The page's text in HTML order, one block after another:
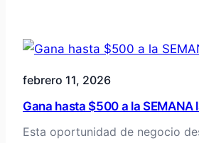
febrero 11, 2026
Gana hasta $500 a la SEMANA
Esta oportunidad de negocio